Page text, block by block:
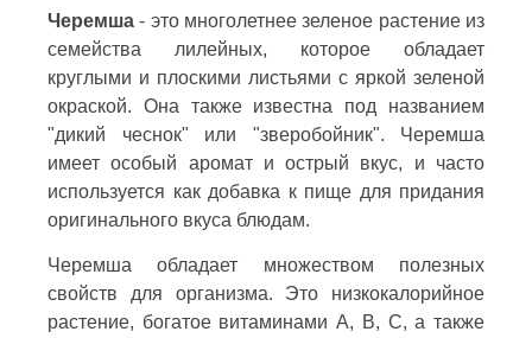
Черемша - это многолетнее зеленое растение из
семейства лилейных, которое обладает
круглыми и плоскими листьями с яркой зеленой
окраской. Она также известна под названием
"дикий чеснок" или "зверобойник". Черемша
имеет особый аромат и острый вкус, и часто
используется как добавка к пище для придания
оригинального вкуса блюдам.
Черемша обладает множеством полезных
свойств для организма. Это низкокалорийное
растение, богатое витаминами А, В, С, а также